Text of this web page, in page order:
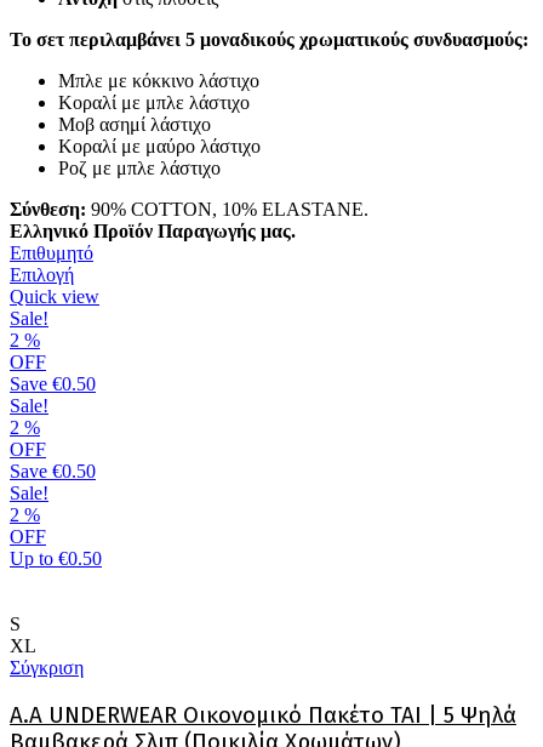
Το σετ περιλαμβάνει 5 μοναδικούς χρωματικούς συνδυασμούς:
Μπλε με κόκκινο λάστιχο
Κοραλί με μπλε λάστιχο
Μοβ ασημί λάστιχο
Κοραλί με μαύρο λάστιχο
Ροζ με μπλε λάστιχο
Σύνθεση: 90% COTTON, 10% ELASTANE.
Ελληνικό Προϊόν Παραγωγής μας.
Επιθυμητό
ΕπιλογήΑυτό
το
παραλλαγές.
να
του
Quick view
Sale!
2 %
OFF
Save €0.50
Sale!
2 %
OFF
Save €0.50
Sale!
2 %
OFF
Up to €0.50
S
XL
Σύγκριση
A.A UNDERWEAR Οικονομικό Πακέτο TAI | 5 Ψηλά